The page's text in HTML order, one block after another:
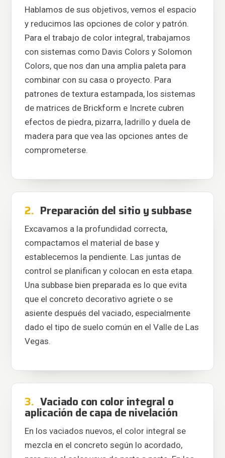
Hablamos de sus objetivos, vemos el espacio
y reducimos las opciones de color y patrón.
Para el trabajo de color integral, trabajamos
con sistemas como Davis Colors y Solomon
Colors, que nos dan una amplia paleta para
combinar con su casa o proyecto. Para
patrones de textura estampada, los sistemas
de matrices de Brickform e Increte cubren
efectos de piedra, pizarra, ladrillo y duela de
madera para que vea las opciones antes de
comprometerse.
2. Preparación del sitio y subbase
Excavamos a la profundidad correcta,
compactamos el material de base y
establecemos la pendiente. Las juntas de
control se planifican y colocan en esta etapa.
Una subbase bien preparada es lo que evita
que el concreto decorativo agriete o se
asiente después del vaciado, especialmente
dado el tipo de suelo común en el Valle de Las
Vegas.
3. Vaciado con color integral o
aplicación de capa de nivelación
En los vaciados nuevos, el color integral se
mezcla en el concreto según lo acordado,